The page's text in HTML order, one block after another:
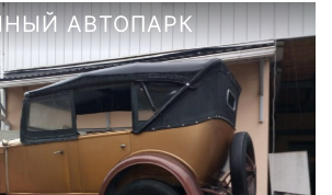
АВТОПАРК